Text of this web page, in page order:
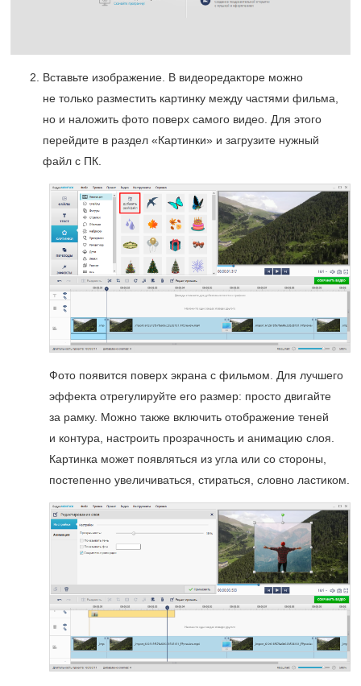
Вставьте изображение. В видеоредакторе можно
не только разместить картинку между частями фильма,
но и наложить фото поверх самого видео. Для этого
перейдите в раздел «Картинки» и загрузите нужный
файл с ПК.
Фото появится поверх экрана с фильмом. Для лучшего
эффекта отрегулируйте его размер: просто двигайте
за рамку. Можно также включить отображение теней
и контура, настроить прозрачность и анимацию слоя.
Картинка может появляться из угла или со стороны,
постепенно увеличиваться, стираться, словно ластиком.